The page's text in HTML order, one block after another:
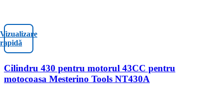
Vizualizare
rapidă
Cilindru 430 pentru motorul 43CC pentru
motocoasa Mesterino Tools NT430A